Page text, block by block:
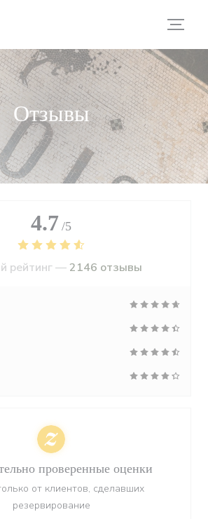
Отзывы
4.7 /5
рейтинг — 2146 отзывы
проверенные оценки
от клиентов, сделавших
резервирование